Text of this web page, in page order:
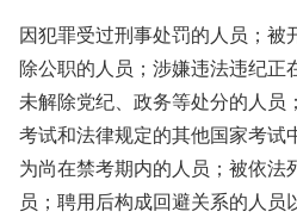
因犯罪受过刑事处罚的人员；被
除公职的人员；涉嫌违法违纪正
未解除党纪、政务等处分的人员
考试和法律规定的其他国家考试
为尚在禁考期内的人员；被依法
员；聘用后构成回避关系的人员